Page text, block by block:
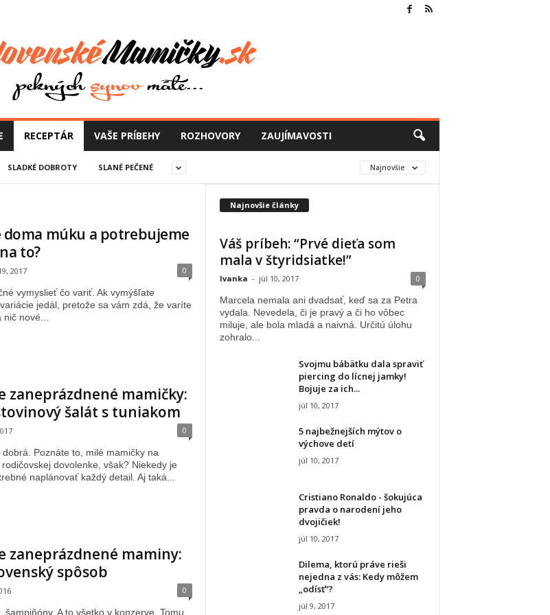
RECEPTÁR VAŠE PRÍBEHY ROZHOVORY ZAUJÍMAVOSTI
SLADKÉ DOBROTY SLANÉ PEČENÉ Najnovšie
doma múku a potrebujeme
to?
2017 0
vymyslieť čo variť. Ak vymýšľate
jedál, pretože sa vám zdá, že varíte
nové...
zaneprázdnené mamičky:
šalát s tuniakom
0
Poznáte to, milé mamičky na
dovolenke, však? Niekedy je
naplánovať každý detail. Aj taká...
zaneprázdnené maminy:
spôsob
0
šampiňóny. A to všetko v konzerve. Tomu
Najnovšie články
Váš príbeh: “Prvé dieťa som
mala v štyridsiatke!”
Ivanka - júl 10, 2017 0
Marcela nemala ani dvadsať, keď sa za Petra
vydala. Nevedela, či je pravý a či ho vôbec
miluje, ale bola mladá a naivná. Určitú úlohu
zohralo...
Svojmu bábätku dala spraviť
piercing do lícnej jamky!
Bojuje za ich...
júl 10, 2017
5 najbežnejších mýtov o
výchove detí
júl 10, 2017
Cristiano Ronaldo - šokujúca
pravda o narodení jeho
dvojičiek!
júl 10, 2017
Dilema, ktorú práve rieši
nejedna z vás: Kedy môžem
„odísť“?
júl 9, 2017